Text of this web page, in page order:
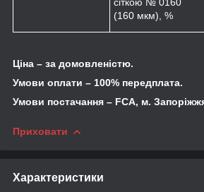
(160 мкм), %
Ціна – за домовленістю.
Умови оплати – 100% передплата.
Умови постачання – FCA, м.
Приховати
Характеристики